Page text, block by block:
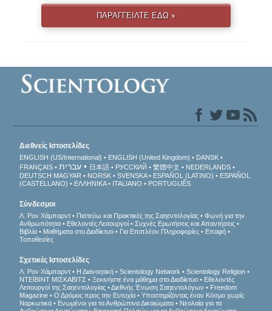
ΠΑΡΑΓΓΕΙΛΤΕ ΕΔΩ »
Διεθνείς Ιστοσελίδες
ENGLISH (US/International) ENGLISH (United Kingdom)
DANSK
FRANÇAIS
עברית 日本語 РУССКИЙ 繁體中文
NEDERLANDS
DEUTSCH MAGYAR NORSK SVENSKA ESPAÑOL (LATINO)
ESPAÑOL
(CASTELLANO)
ΕΛΛΗΝΙΚA ITALIANO PORTUGUÊS
Σύνδεσμοι
Λ. Ρον Χάμπαρντ Πιστεύω και Πρακτικές της Σαηεντολογίας
Φωνή για την
Ανθρωπότητα
Εθελοντές Λειτουργοί
Συχνές Ερωτήσεις και Απαντήσεις
Βιβλία
Μαθήματα στο Διαδίκτυο Για Επιπλέον Πληροφορίες
Επαφή
Τοποθεσίες
Σχετικές Ιστοσελίδες
Λ. Ρον Χάμπαρντ Η Διανοητική Scientology Network
Scientology Religion
ΝΤΕΪΒΙΝΤ ΜΙΣΚAΒΙΤΣ
Ξεκινήστε ένα μάθημα στο Διαδίκτυο
Εθελοντές
Λειτουργοί της Σαηεντολογίας
Διεθνής Ένωση Σαηεντολόγων
Freedom
Magazine
Ο Δρόμος προς την Ευτυχία
Υποστηρίζοντας έναν Κόσμο χωρίς
Ναρκωτικά
Ενωµένοι για τα Ανθρώπινα Δικαιώµατα
Νεολαία για τα